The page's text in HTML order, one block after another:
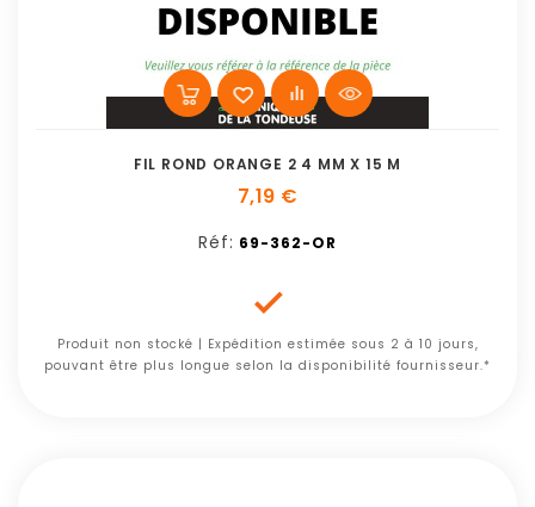
FIL ROND ORANGE 2 4 MM X 15 M
7,19 €
Réf: 69-362-OR

Produit non stocké | Expédition estimée sous 2 à 10 jours,
pouvant être plus longue selon la disponibilité fournisseur.*